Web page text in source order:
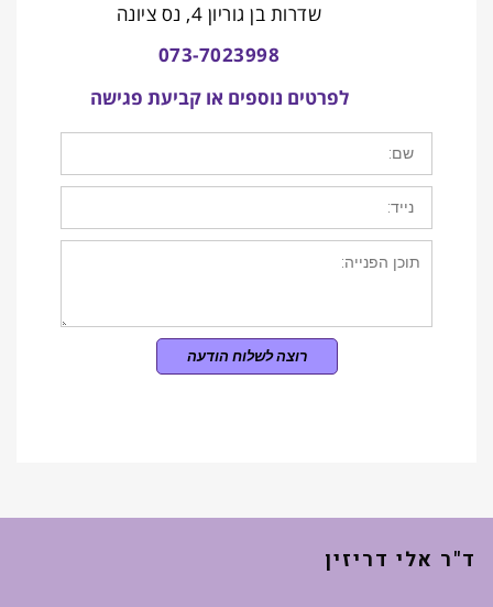
שדרות בן גוריון 4, נס ציונה
073-7023998
לפרטים נוספים או קביעת פגישה
רוצה לשלוח הודעה
ד"ר אלי דריזין